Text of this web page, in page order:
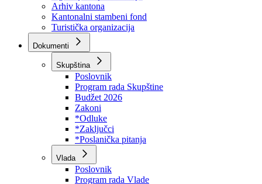
BPK šume
RTV BPK
Agencija za privatizaciju
Arhiv kantona
Kantonalni stambeni fond
Turistička organizacija
Dokumenti
Skupština
Poslovnik
Program rada Skupštine
Budžet 2026
Zakoni
*Odluke
*Zaključci
*Poslanička pitanja